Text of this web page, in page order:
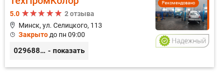
Рекомендовано
5.0
2 отзыва
Минск, ул. Селицкого, 113
Закрыто до пн 09:00
0296889898 - показать